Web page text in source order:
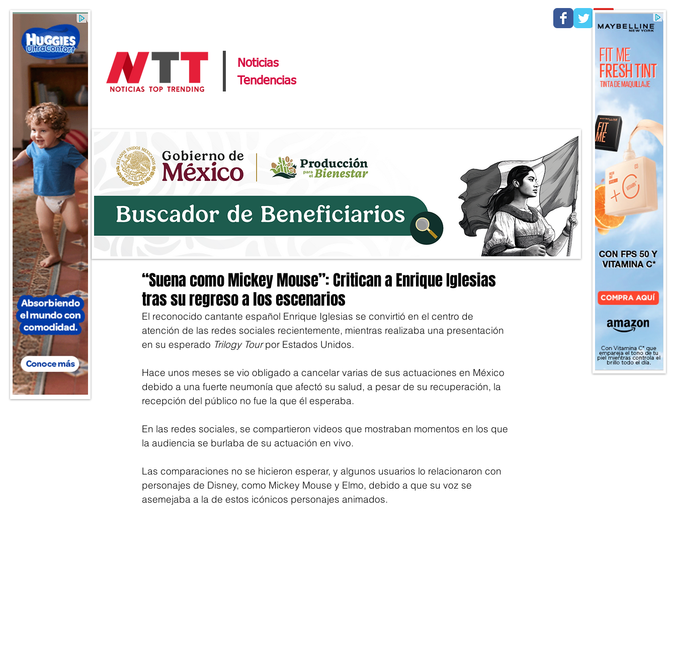
Noticias
Tendencias
“Suena como Mickey Mouse”: Critican a Enrique Iglesias
tras su regreso a los escenarios
El reconocido cantante español Enrique Iglesias se convirtió en el centro de
atención de las redes sociales recientemente, mientras realizaba una presentación
en su esperado Trilogy Tour por Estados Unidos.
Hace unos meses se vio obligado a cancelar varias de sus actuaciones en México
debido a una fuerte neumonía que afectó su salud, a pesar de su recuperación, la
recepción del público no fue la que él esperaba.
En las redes sociales, se compartieron videos que mostraban momentos en los que
la audiencia se burlaba de su actuación en vivo.
Las comparaciones no se hicieron esperar, y algunos usuarios lo relacionaron con
personajes de Disney, como Mickey Mouse y Elmo, debido a que su voz se
asemejaba a la de estos icónicos personajes animados.